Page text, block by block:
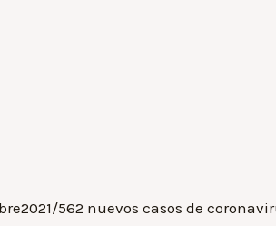
562 nuevos casos de